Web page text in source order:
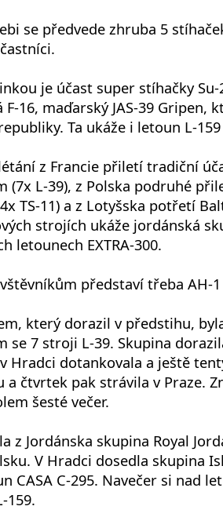
se předvede zhruba 5
je účast super stíhačky
16, maďarský JAS-39 Gripen,
Ta ukáže i letoun L-
z Francie přiletí tradiční
(7x L-39), z Polska podruhé
TS-11) a z Lotyšska potřetí
strojích ukáže jordánská
letounech EXTRA-300.
představí třeba AH-
který dorazil v předstihu,
se 7 stroji L-39. Skupina
Hradci dotankovala a ještě
a čtvrtek pak strávila v Praze.
šesté večer.
z Jordánska skupina Royal
V Hradci dosedla skupina
CASA C-295. Navečer si nad
159.